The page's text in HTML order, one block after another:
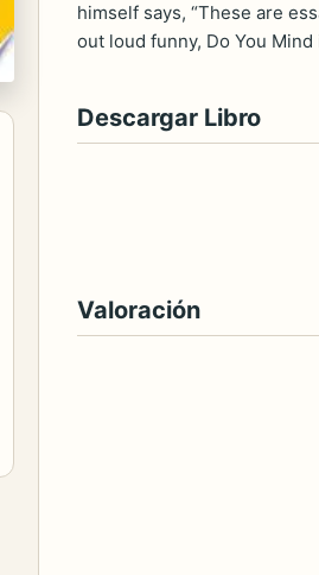
himself says, “These are
out loud funny, Do You
Descargar Libro
Valoración